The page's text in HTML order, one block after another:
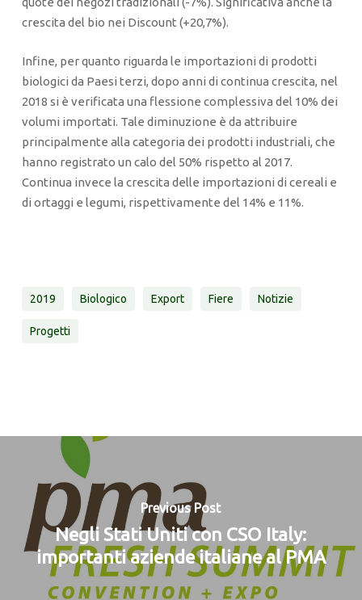
crescita del bio nei Discount (+20,7%).
Infine, per quanto riguarda le importazioni di prodotti
biologici da Paesi terzi, dopo anni di continua crescita, nel
2018 si è verificata una flessione complessiva del 10% dei
volumi importati. Tale diminuzione è da attribuire
principalmente alla categoria dei prodotti industriali, che
hanno registrato un calo del 50% rispetto al 2017.
Continua invece la crescita delle importazioni di cereali e
di ortaggi e legumi, rispettivamente del 14% e 11%.
2019 Biologico Export Fiere Notizie
Progetti
Previous Post
Negli Stati Uniti con CSO Italy:
importanti aziende italiane al PMA